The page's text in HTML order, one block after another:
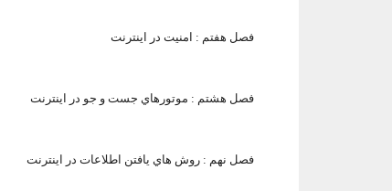
فصل هفتم : امنيت در اينترنت
فصل هشتم : موتورهاي جست و جو در اينترنت
فصل نهم : روش هاي يافتن اطلاعات در اينترنت